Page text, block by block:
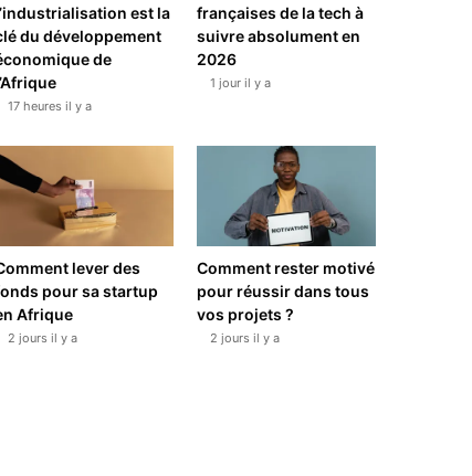
est la
du développement
de
17 heures il y a
françaises de la tech à
suivre absolument en
2026
1 jour il y a
lever des
pour sa startup
Afrique
2 jours il y a
Comment rester motivé
pour réussir dans tous
vos projets ?
2 jours il y a